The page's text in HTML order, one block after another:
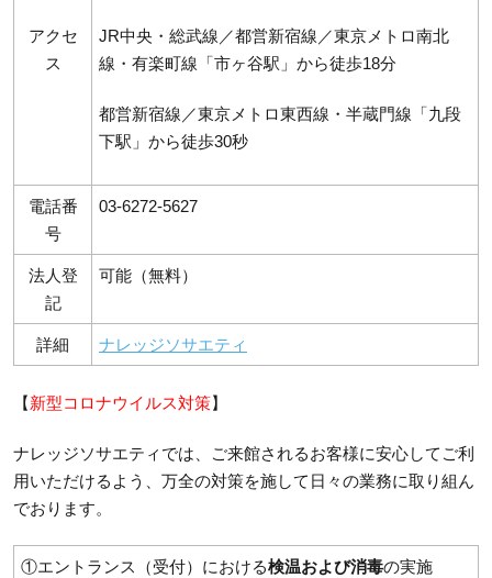
アクセ
ス
JR中央・総武線／都営新宿線／東京メトロ南北
線・有楽町線「市ヶ谷駅」から徒歩18分
都営新宿線／東京メトロ東西線・半蔵門線「九段
下駅」から徒歩30秒
電話番
号
03-6272-5627
法人登
記
可能（無料）
詳細 ナレッジソサエティ
【新型コロナウイルス対策】
ナレッジソサエティでは、ご来館されるお客様に安心してご利
用いただけるよう、万全の対策を施して日々の業務に取り組ん
でおります。
①エントランス（受付）における検温および消毒の実施